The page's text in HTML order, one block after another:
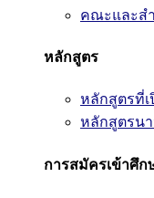
คณะและส
หลักสูตร
หลักสูตรที่
หลักสูตรน
การสมัครเข้าศึก